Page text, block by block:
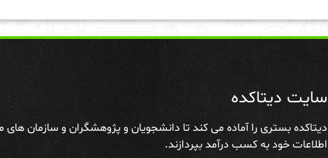
سایت دیتاکده
دیتاکده بستری را آماده می کند تا دانشجویان و پژوهشگران و سازمان های
اطلاعات خود به کسب درآمد بپردازند.